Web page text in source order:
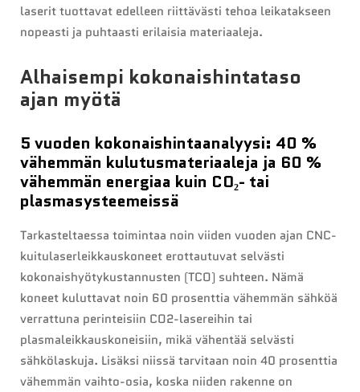
laserit tuottavat edelleen riittävästi tehoa leikatakseen
nopeasti ja puhtaasti erilaisia materiaaleja.
Alhaisempi kokonaishintataso
ajan myötä
5 vuoden kokonaishintaanalyysi: 40 %
vähemmän kulutusmateriaaleja ja 60 %
vähemmän energiaa kuin CO₂- tai
plasmasysteemeissä
Tarkasteltaessa toimintaa noin viiden vuoden ajan CNC-
kuitulaserleikkauskoneet erottautuvat selvästi
kokonaishyötykustannusten (TCO) suhteen. Nämä
koneet kuluttavat noin 60 prosenttia vähemmän sähköä
verrattuna perinteisiin CO2-lasereihin tai
plasmaleikkauskoneisiin, mikä vähentää selvästi
sähkölaskuja. Lisäksi niissä tarvitaan noin 40 prosenttia
vähemmän vaihto-osia, koska niiden rakenne on